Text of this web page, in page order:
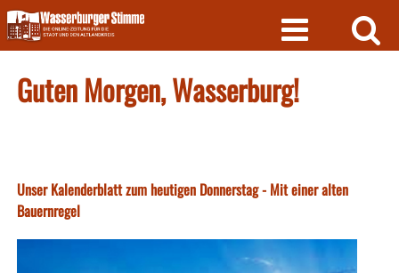
Skip
to
content
Guten Morgen, Wasserburg!
Unser Kalenderblatt zum heutigen Donnerstag - Mit einer alten
Bauernregel